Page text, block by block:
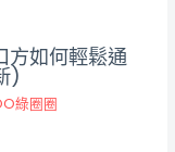
方如何輕鬆通
)
綠圈圈